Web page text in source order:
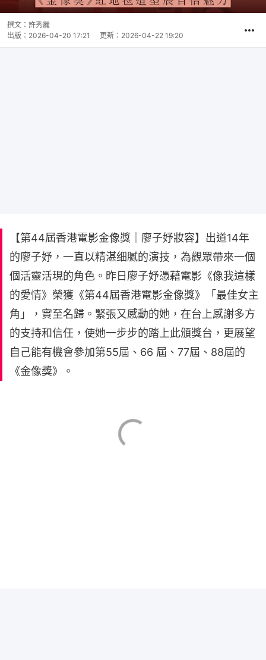
撰文： 許秀麗
出版： 2026-04-20 17:21 更新： 2026-04-22 19:20
【第44屆香港電影金像獎｜廖子妤妝容】出道14年
的廖子妤，一直以精湛细腻的演技，為觀眾帶來一個
個活靈活現的角色。昨日廖子妤憑藉電影《像我這樣
的愛情》榮獲《第44屆香港電影金像獎》「最佳女主
角」，實至名歸。緊張又感動的她，在台上感謝多方
的支持和信任，使她一步步的踏上此頒獎台，更展望
自己能有機會參加第55屆、66 屆、77屆、88屆的
《金像獎》。